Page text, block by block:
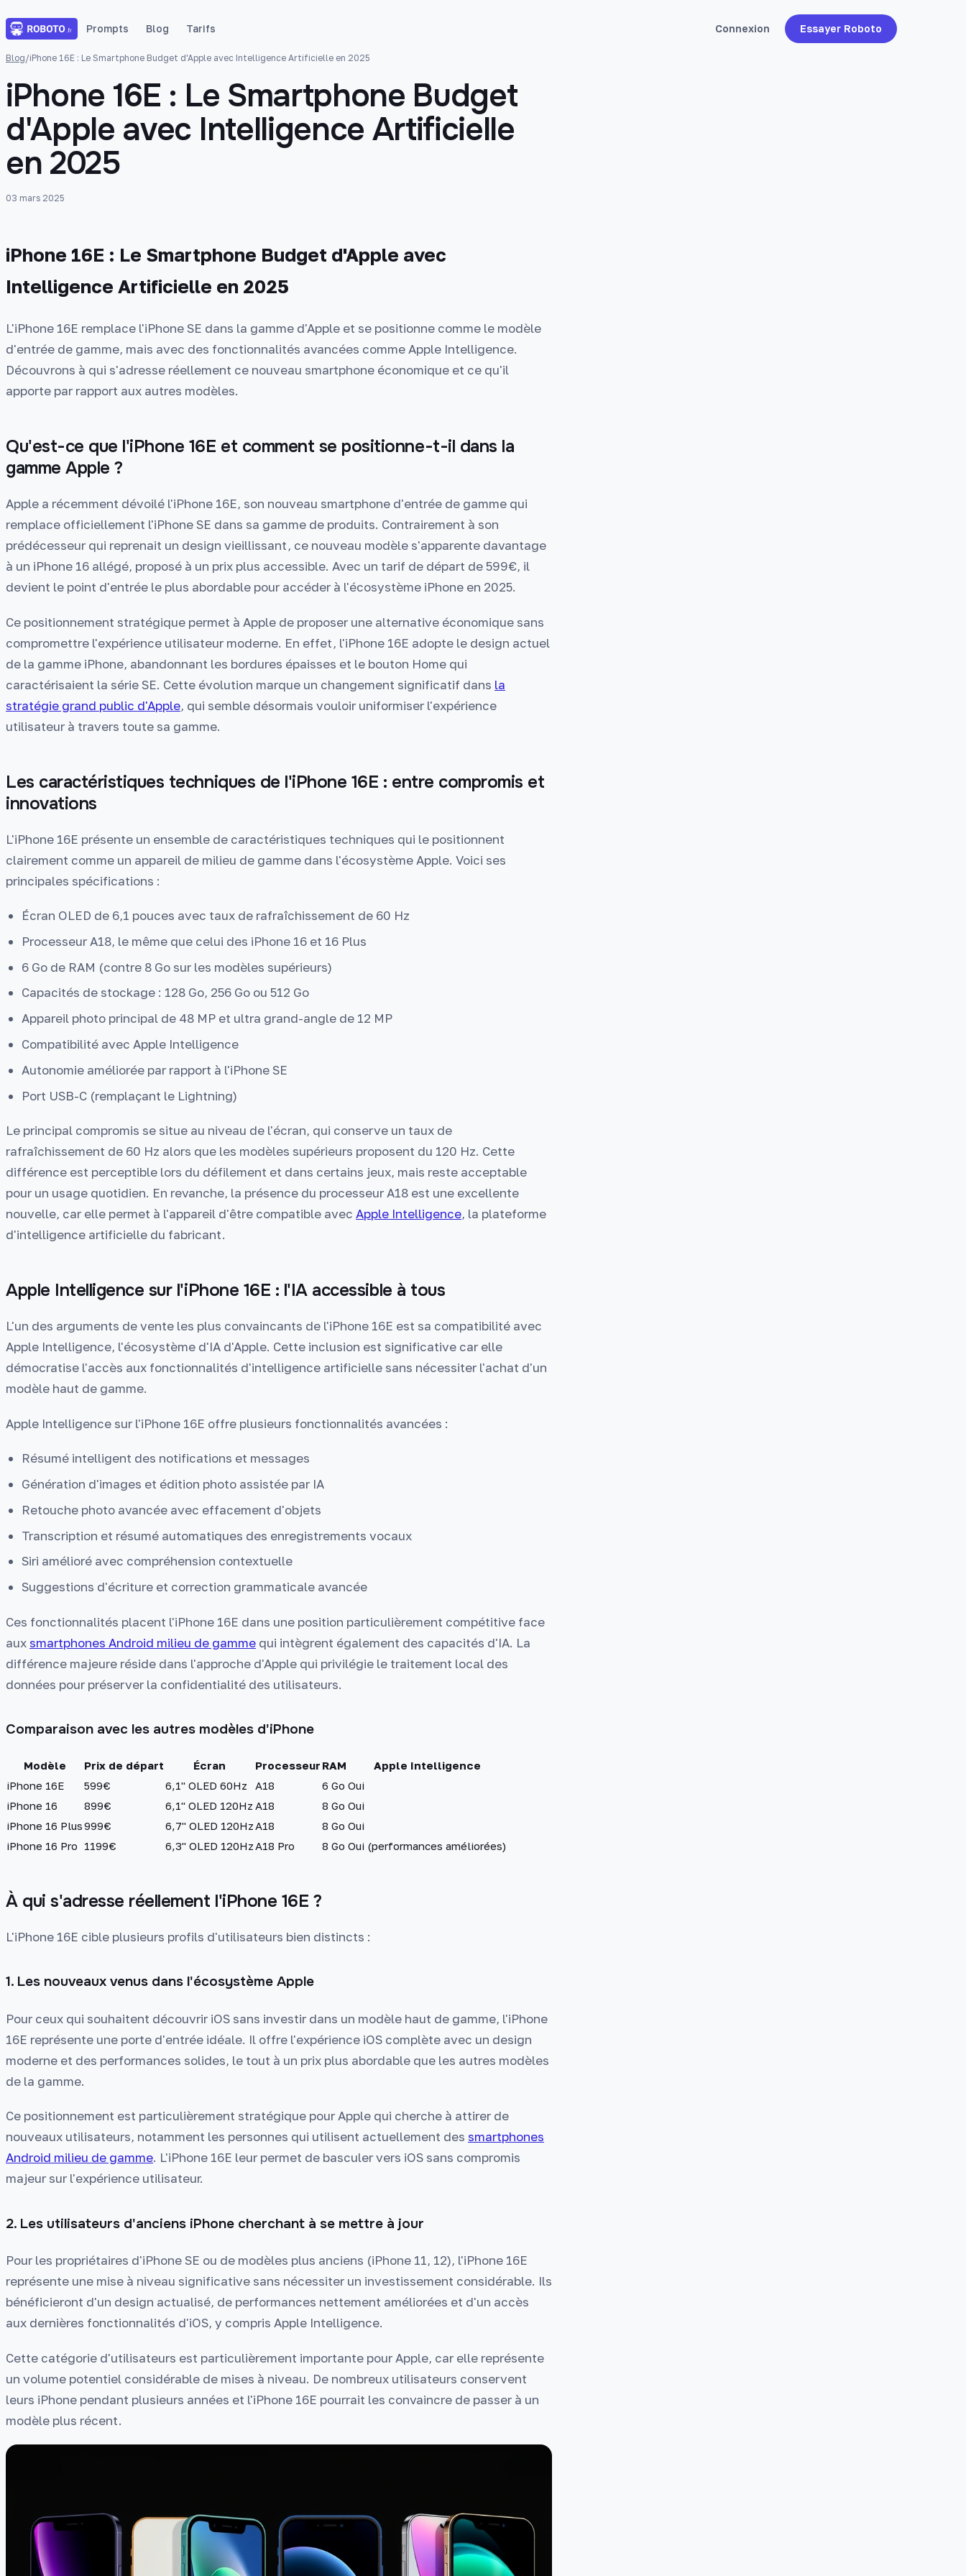
Prompts Blog Tarifs Connexion Essayer Roboto
Blog/iPhone 16E : Le Smartphone Budget d'Apple avec Intelligence Artificielle en 2025
iPhone 16E : Le Smartphone Budget
d'Apple avec Intelligence Artificielle
en 2025
03 mars 2025
iPhone 16E : Le Smartphone Budget d'Apple avec
Intelligence Artificielle en 2025
L'iPhone 16E remplace l'iPhone SE dans la gamme d'Apple et se positionne comme le modèle
d'entrée de gamme, mais avec des fonctionnalités avancées comme Apple Intelligence.
Découvrons à qui s'adresse réellement ce nouveau smartphone économique et ce qu'il
apporte par rapport aux autres modèles.
Qu'est-ce que l'iPhone 16E et comment se positionne-t-il dans la
gamme Apple ?
Apple a récemment dévoilé l'iPhone 16E, son nouveau smartphone d'entrée de gamme qui
remplace officiellement l'iPhone SE dans sa gamme de produits. Contrairement à son
prédécesseur qui reprenait un design vieillissant, ce nouveau modèle s'apparente davantage
à un iPhone 16 allégé, proposé à un prix plus accessible. Avec un tarif de départ de 599€, il
devient le point d'entrée le plus abordable pour accéder à l'écosystème iPhone en 2025.
Ce positionnement stratégique permet à Apple de proposer une alternative économique sans
compromettre l'expérience utilisateur moderne. En effet, l'iPhone 16E adopte le design actuel
de la gamme iPhone, abandonnant les bordures épaisses et le bouton Home qui
caractérisaient la série SE. Cette évolution marque un changement significatif dans la
stratégie grand public d'Apple, qui semble désormais vouloir uniformiser l'expérience
utilisateur à travers toute sa gamme.
Les caractéristiques techniques de l'iPhone 16E : entre compromis et
innovations
L'iPhone 16E présente un ensemble de caractéristiques techniques qui le positionnent
clairement comme un appareil de milieu de gamme dans l'écosystème Apple. Voici ses
principales spécifications :
Écran OLED de 6,1 pouces avec taux de rafraîchissement de 60 Hz
Processeur A18, le même que celui des iPhone 16 et 16 Plus
6 Go de RAM (contre 8 Go sur les modèles supérieurs)
Capacités de stockage : 128 Go, 256 Go ou 512 Go
Appareil photo principal de 48 MP et ultra grand-angle de 12 MP
Compatibilité avec Apple Intelligence
Autonomie améliorée par rapport à l'iPhone SE
Port USB-C (remplaçant le Lightning)
Le principal compromis se situe au niveau de l'écran, qui conserve un taux de
rafraîchissement de 60 Hz alors que les modèles supérieurs proposent du 120 Hz. Cette
différence est perceptible lors du défilement et dans certains jeux, mais reste acceptable
pour un usage quotidien. En revanche, la présence du processeur A18 est une excellente
nouvelle, car elle permet à l'appareil d'être compatible avec Apple Intelligence, la plateforme
d'intelligence artificielle du fabricant.
Apple Intelligence sur l'iPhone 16E : l'IA accessible à tous
L'un des arguments de vente les plus convaincants de l'iPhone 16E est sa compatibilité avec
Apple Intelligence, l'écosystème d'IA d'Apple. Cette inclusion est significative car elle
démocratise l'accès aux fonctionnalités d'intelligence artificielle sans nécessiter l'achat d'un
modèle haut de gamme.
Apple Intelligence sur l'iPhone 16E offre plusieurs fonctionnalités avancées :
Résumé intelligent des notifications et messages
Génération d'images et édition photo assistée par IA
Retouche photo avancée avec effacement d'objets
Transcription et résumé automatiques des enregistrements vocaux
Siri amélioré avec compréhension contextuelle
Suggestions d'écriture et correction grammaticale avancée
Ces fonctionnalités placent l'iPhone 16E dans une position particulièrement compétitive face
aux smartphones Android milieu de gamme qui intègrent également des capacités d'IA. La
différence majeure réside dans l'approche d'Apple qui privilégie le traitement local des
données pour préserver la confidentialité des utilisateurs.
Comparaison avec les autres modèles d'iPhone
Modèle Prix de départ Écran Processeur RAM
Apple Intelligence
iPhone 16E
599€ 6,1" OLED 60Hz A18 6 Go Oui
iPhone 16
899€ 6,1" OLED 120Hz A18 8 Go Oui
iPhone 16 Plus999€ 6,7" OLED 120HzA18 8 Go Oui
iPhone 16 Pro
1199€ 6,3" OLED 120HzA18 Pro 8 Go Oui (performances améliorées)
À qui s'adresse réellement l'iPhone 16E ?
L'iPhone 16E cible plusieurs profils d'utilisateurs bien distincts :
1. Les nouveaux venus dans l'écosystème Apple
Pour ceux qui souhaitent découvrir iOS sans investir dans un modèle haut de gamme, l'iPhone
16E représente une porte d'entrée idéale. Il offre l'expérience iOS complète avec un design
moderne et des performances solides, le tout à un prix plus abordable que les autres modèles
de la gamme.
Ce positionnement est particulièrement stratégique pour Apple qui cherche à attirer de
nouveaux utilisateurs, notamment les personnes qui utilisent actuellement des smartphones
Android milieu de gamme. L'iPhone 16E leur permet de basculer vers iOS sans compromis
majeur sur l'expérience utilisateur.
2. Les utilisateurs d'anciens iPhone cherchant à se mettre à jour
Pour les propriétaires d'iPhone SE ou de modèles plus anciens (iPhone 11, 12), l'iPhone 16E
représente une mise à niveau significative sans nécessiter un investissement considérable. Ils
bénéficieront d'un design actualisé, de performances nettement améliorées et d'un accès
aux dernières fonctionnalités d'iOS, y compris Apple Intelligence.
Cette catégorie d'utilisateurs est particulièrement importante pour Apple, car elle représente
un volume potentiel considérable de mises à niveau. De nombreux utilisateurs conservent
leurs iPhone pendant plusieurs années et l'iPhone 16E pourrait les convaincre de passer à un
modèle plus récent.